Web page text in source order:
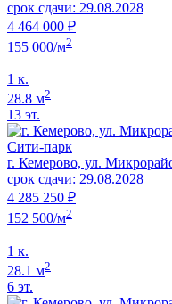
срок сдачи: 29.08.2028
4 464 000 ₽
155 000/м2
1 к.
28.8 м2
13 эт.
Сити-парк
г. Кемерово, ул.
срок сдачи: 29.08.2028
4 285 250 ₽
152 500/м2
1 к.
28.1 м2
6 эт.